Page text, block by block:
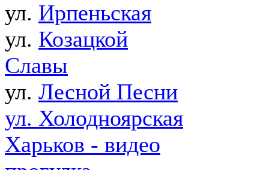
ул. Ирпеньская
ул. Козацкой
Славы
ул. Лесной Песни
ул. Холодноярская
Харьков - видео